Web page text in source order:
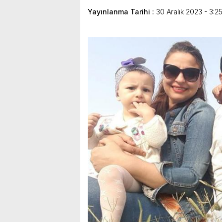
Yayınlanma Tarihi : 30 Aralık 2023 - 3:25